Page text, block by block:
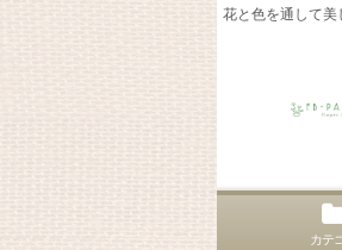
花と色を通して美
カテ